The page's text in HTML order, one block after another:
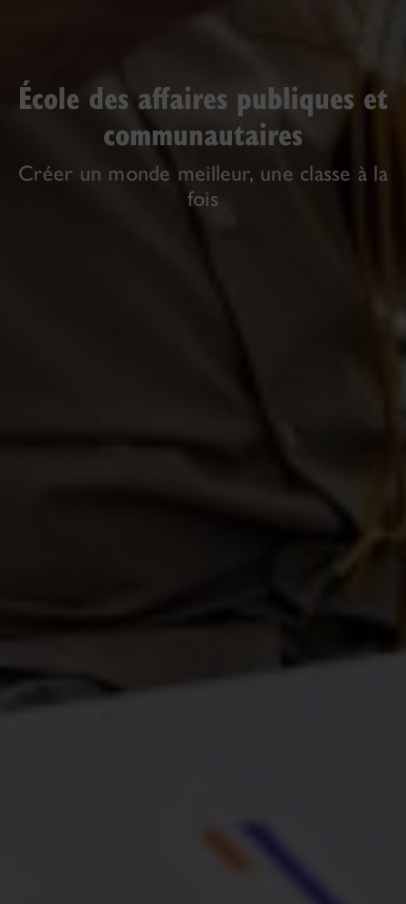
École des affaires publiques et
communautaires
Créer un monde meilleur, une classe à la
fois